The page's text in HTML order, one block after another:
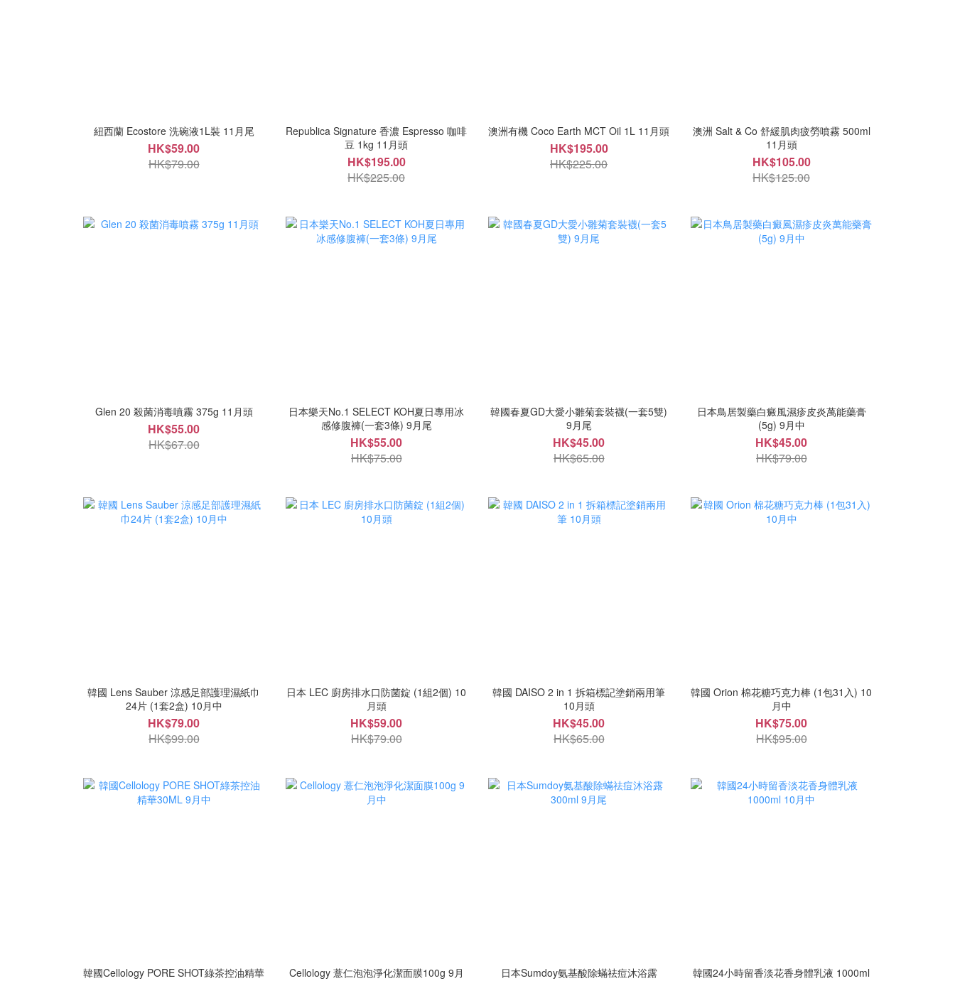
紐西蘭 Ecostore 洗碗液1L裝 11月尾
HK$59.00
HK$79.00
Republica Signature 香濃 Espresso 咖啡
豆 1kg 11月頭
HK$195.00
HK$225.00
澳洲有機 Coco Earth MCT Oil 1L 11月頭
HK$195.00
HK$225.00
澳洲 Salt & Co 舒緩肌肉疲勞噴霧 500ml
11月頭
HK$105.00
HK$125.00
Glen 20 殺菌消毒噴霧 375g 11月頭
HK$55.00
HK$67.00
日本樂天No.1 SELECT KOH夏日專用冰
感修腹褲(一套3條) 9月尾
HK$55.00
HK$75.00
韓國春夏GD大愛小雛菊套裝襪(一套5雙)
9月尾
HK$45.00
HK$65.00
日本鳥居製藥白癜風濕疹皮炎萬能藥膏
(5g) 9月中
HK$45.00
HK$79.00
韓國 Lens Sauber 涼感足部護理濕紙巾
24片 (1套2盒) 10月中
HK$79.00
HK$99.00
日本 LEC 廚房排水口防菌錠 (1組2個) 10
月頭
HK$59.00
HK$79.00
韓國 DAISO 2 in 1 拆箱標記塗銷兩用筆
10月頭
HK$45.00
HK$65.00
韓國 Orion 棉花糖巧克力棒 (1包31入) 10
月中
HK$75.00
HK$95.00
韓國Cellology PORE SHOT綠茶控油精華
Cellology 薏仁泡泡淨化潔面膜100g 9月
日本Sumdoy氨基酸除蟎祛痘沐浴露
韓國24小時留香淡花香身體乳液 1000ml